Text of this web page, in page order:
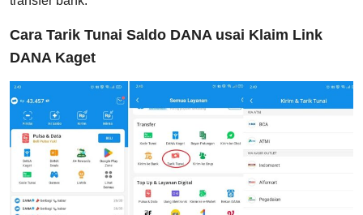
Cara Tarik Tunai Saldo DANA usai Klaim Link
DANA Kaget